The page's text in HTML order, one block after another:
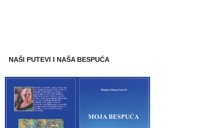
NAŠI PUTEVI I NAŠA BESPUĆA